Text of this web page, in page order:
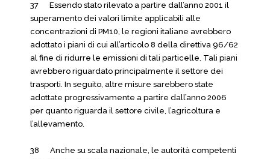
37 Essendo stato rilevato a partire dall’anno 2001 il
superamento dei valori limite applicabili alle
concentrazioni di PM10, le regioni italiane avrebbero
adottato i piani di cui all’articolo 8 della direttiva 96/62
al fine di ridurre le emissioni di tali particelle. Tali piani
avrebbero riguardato principalmente il settore dei
trasporti. In seguito, altre misure sarebbero state
adottate progressivamente a partire dall’anno 2006
per quanto riguarda il settore civile, l’agricoltura e
l’allevamento.
38 Anche su scala nazionale, le autorità competenti